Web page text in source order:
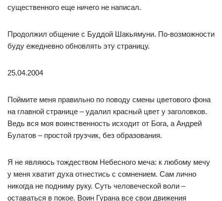
существенного еще ничего не написал.
Продолжил общение с Буддой Шакьямуни. По-возможности
буду ежедневно обновлять эту страницу.
25.04.2004
Поймите меня правильно по поводу смены цветового фона
на главной странице – удалил красный цвет у заголовков.
Ведь вся моя воинственность исходит от Бога, а Андрей
Булатов – простой грузчик, без образования.
Я не являюсь тождеством Небесного меча: к любому мечу
у меня хватит духа отнестись с сомнением. Сам лично
никогда не подниму руку. Суть человеческой воли –
оставаться в покое. Воин Гурана все свои движения